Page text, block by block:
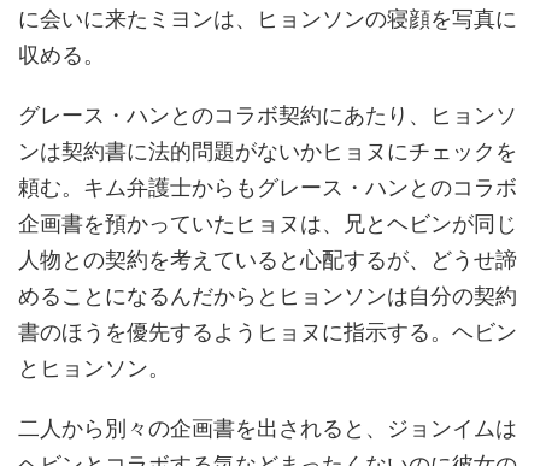
に会いに来たミヨンは、ヒョンソンの寝顔を写真に
収める。
グレース・ハンとのコラボ契約にあたり、ヒョンソ
ンは契約書に法的問題がないかヒョヌにチェックを
頼む。キム弁護士からもグレース・ハンとのコラボ
企画書を預かっていたヒョヌは、兄とヘビンが同じ
人物との契約を考えていると心配するが、どうせ諦
めることになるんだからとヒョンソンは自分の契約
書のほうを優先するようヒョヌに指示する。ヘビン
とヒョンソン。
二人から別々の企画書を出されると、ジョンイムは